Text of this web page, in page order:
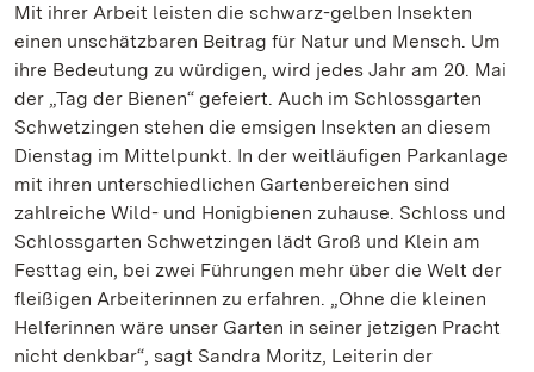
Mit ihrer Arbeit leisten die schwarz-gelben Insekten
einen unschätzbaren Beitrag für Natur und Mensch. Um
ihre Bedeutung zu würdigen, wird jedes Jahr am 20. Mai
der „Tag der Bienen“ gefeiert. Auch im Schlossgarten
Schwetzingen stehen die emsigen Insekten an diesem
Dienstag im Mittelpunkt. In der weitläufigen Parkanlage
mit ihren unterschiedlichen Gartenbereichen sind
zahlreiche Wild- und Honigbienen zuhause. Schloss und
Schlossgarten Schwetzingen lädt Groß und Klein am
Festtag ein, bei zwei Führungen mehr über die Welt der
fleißigen Arbeiterinnen zu erfahren. „Ohne die kleinen
Helferinnen wäre unser Garten in seiner jetzigen Pracht
nicht denkbar“, sagt Sandra Moritz, Leiterin der